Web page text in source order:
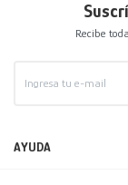
Recibe
AYUDA